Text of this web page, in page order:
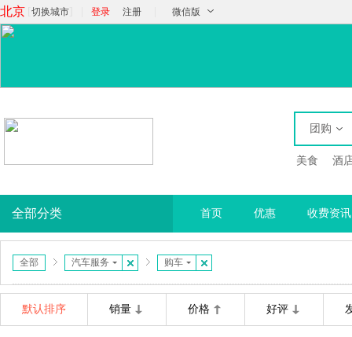
北京 切换城市 登录 注册 微信版
团购
美食 酒
全部分类 首页 优惠 收费资讯
全部 汽车服务 购车
默认排序 销量 价格 好评